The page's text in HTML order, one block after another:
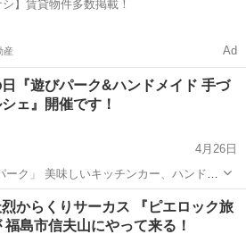
シ】賃貸物件多数掲載！
産 Ad
『遊びパーク&ハンドメイド 手づ
ェ』開催です！
4月26日
ーク」 美味しいキッチンカー、ハンドメ
場
展示会 ハンドメイド
からくりサーカス 『ピエロック旅
福島市信夫山にやって来る！